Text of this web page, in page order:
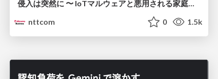
nttcom
0 1.5k